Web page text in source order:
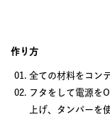
作り方
全ての材料をコン
フタをして電源を
上げ、タンパーを